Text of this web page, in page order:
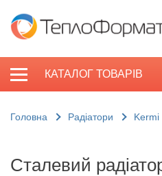
КАТАЛОГ ТОВАРІВ
Головна Радіатори Kermi
Сталевий